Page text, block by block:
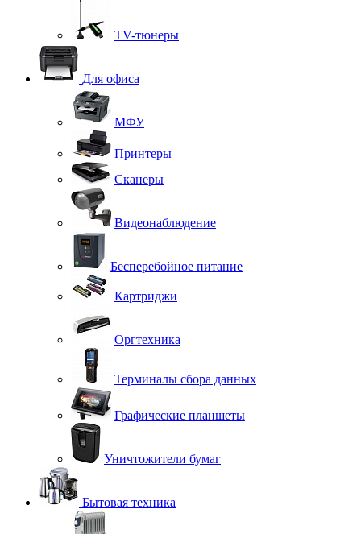
TV-тюнеры
Для офиса
МФУ
Принтеры
Сканеры
Видеонаблюдение
Бесперебойное питание
Картриджи
Оргтехника
Терминалы сбора данных
Графические планшеты
Уничтожители бумаг
Бытовая техника